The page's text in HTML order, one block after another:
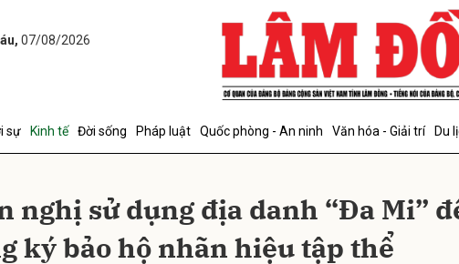
07/08/2026
sự Kinh tế Đời sống Pháp luật Quốc phòng - An ninh Văn hóa - Giải trí Du
nghị sử dụng địa danh “Đa Mi”
ký bảo hộ nhãn hiệu tập thể
Gửi bình luận